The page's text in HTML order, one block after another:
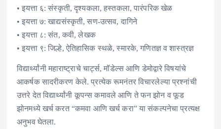
• इयत्ता ६: संस्कृती, दृश्यकला, हस्तकला, पारंपरिक खेळ
• इयत्ता ७: खाद्यसंस्कृती, सण-उत्सव, दागिने
• इयत्ता ८: संत, कवी, लेखक
• इयत्ता ९: जिल्हे, ऐतिहासिक स्थळे, स्मारके, गणितज्ञ व शास्त्रज्ञ
विद्यार्थ्यांनी महाराष्ट्राचे चार्ट्स, मॉडेल्स आणि डेमोद्वारे विषयांचे
आकर्षक सादरीकरण केले. प्रत्येक रूमनंतर विचारलेल्या प्रश्नांची
उत्तरे देत विद्यार्थ्यांनी कूपन्स कमावले आणि ते फन झोन व फूड
झोनमध्ये खर्च करत “कमवा आणि खर्च करा” या संकल्पनेचा प्रत्यक्ष
अनुभव घेतला.